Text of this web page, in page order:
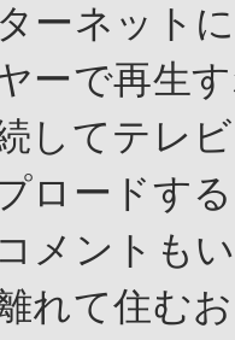
ーネット
ーで再生
してテレ
ロードす
メントも
れて住む